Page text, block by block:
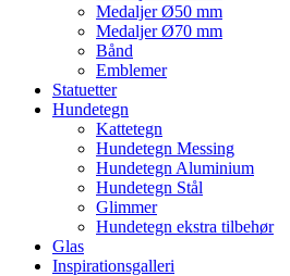
Medaljer Ø50 mm
Medaljer Ø70 mm
Bånd
Emblemer
Statuetter
Hundetegn
Kattetegn
Hundetegn Messing
Hundetegn Aluminium
Hundetegn Stål
Glimmer
Hundetegn ekstra tilbehør
Glas
Inspirationsgalleri